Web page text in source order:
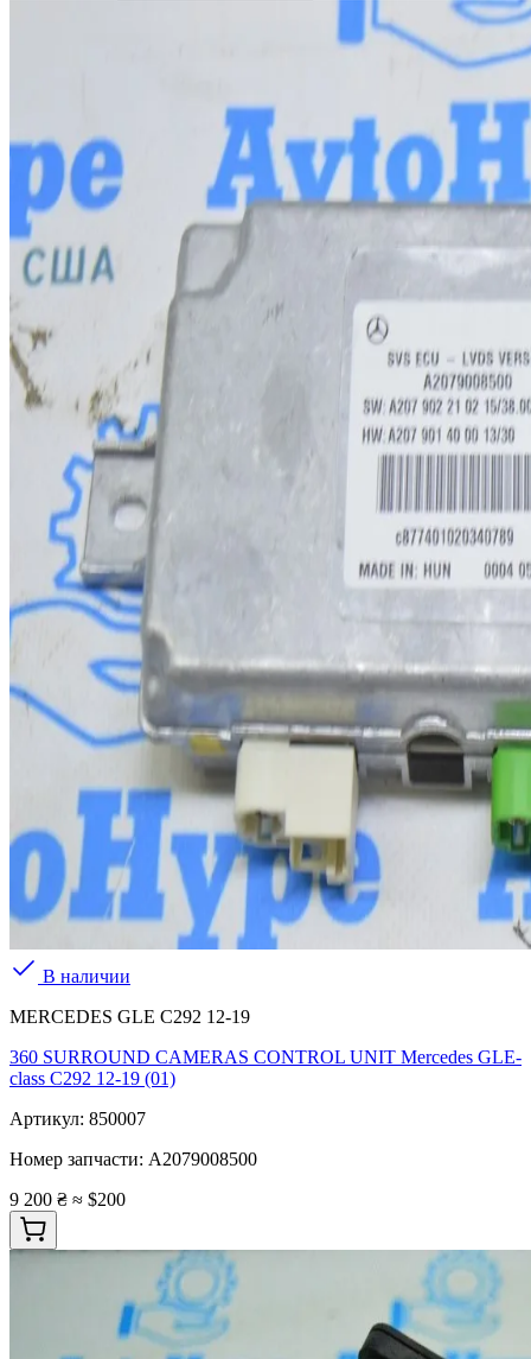
В наличии
MERCEDES GLE C292 12-19
360 SURROUND CAMERAS CONTROL UNIT Mercedes GLE-
class C292 12-19 (01)
Артикул: 850007
Номер запчасти: A2079008500
9 200 ₴ ≈ $200